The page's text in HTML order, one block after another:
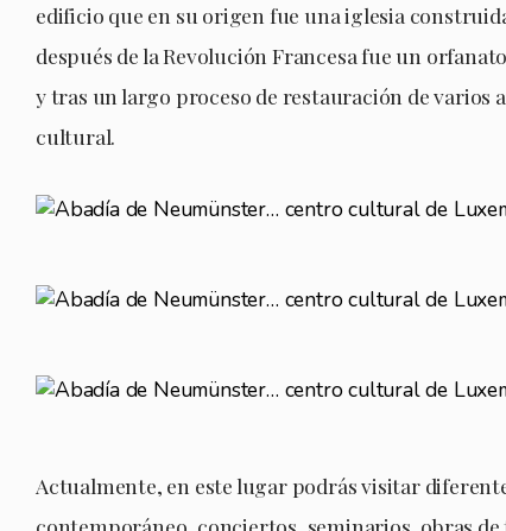
edificio que en su origen fue una iglesia
después de la Revolución Francesa fue un
y tras un largo proceso de restauración de
cultural.
Actualmente, en este lugar podrás visitar